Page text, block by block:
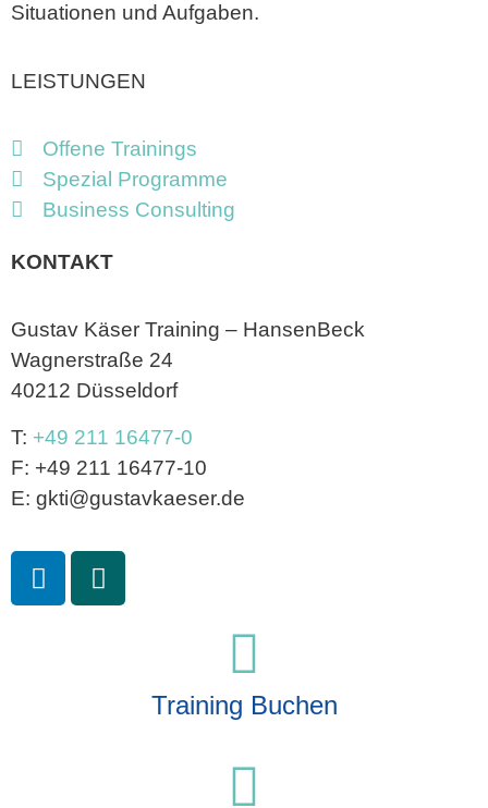
Situationen und Aufgaben.
LEISTUNGEN
Offene Trainings
Spezial Programme
Business Consulting
KONTAKT
Gustav Käser Training – HansenBeck
Wagnerstraße 24
40212 Düsseldorf
T: +49 211 16477-0
F: +49 211 16477-10
E: gkti@gustavkaeser.de
Training Buchen